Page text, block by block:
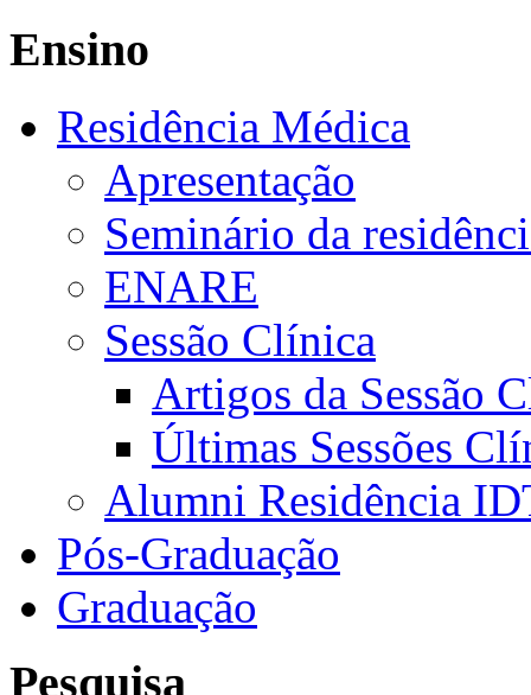
Ensino
Residência Médica
Apresentação
Seminário da
ENARE
Sessão Clínica
Artigos da Sessão
Últimas Sessões
Alumni Residência
Pós-Graduação
Graduação
Pesquisa